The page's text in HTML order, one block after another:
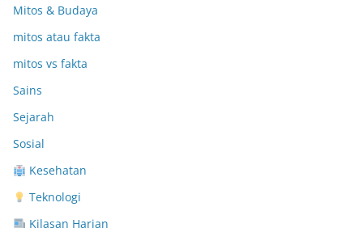
Mitos & Budaya
mitos atau fakta
mitos vs fakta
Sains
Sejarah
Sosial
Kesehatan
Teknologi
Kilasan Harian